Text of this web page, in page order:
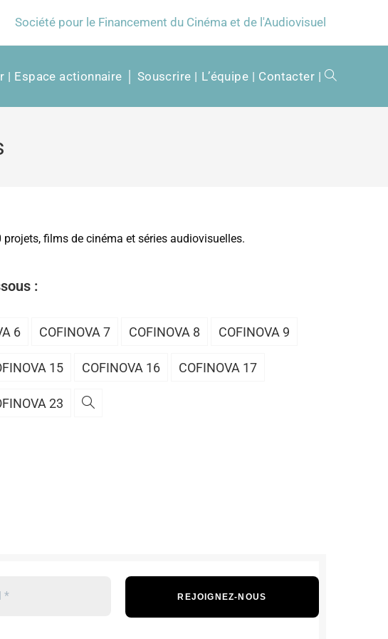
Société pour le Financement du Cinéma et de l'Audiovisuel
Espace actionnaire │ Souscrire L’équipe Contacter
films de cinéma et séries audiovisuelles.
:
6 COFINOVA 7 COFINOVA 8 COFINOVA 9
15 COFINOVA 16 COFINOVA 17
23